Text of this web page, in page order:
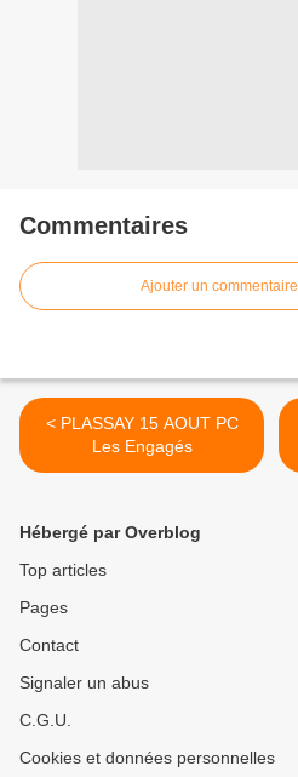
Commentaires
Ajouter un commentaire
< PLASSAY 15 AOUT PC
Les Engagés
Hébergé par Overblog
Top articles
Pages
Contact
Signaler un abus
C.G.U.
Cookies et données personnelles